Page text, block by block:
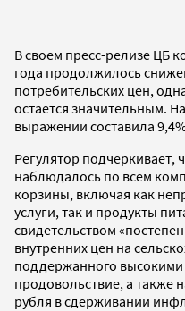
В своем пресс-релизе ЦБ
года продолжилось
потребительских цен,
остается значительным.
выражении составила
Регулятор подчеркивает,
наблюдалось по всем
корзины, включая как
услуги, так и продукты
свидетельством
внутренних цен на
поддержанного
продовольствие, а также
рубля в сдерживании